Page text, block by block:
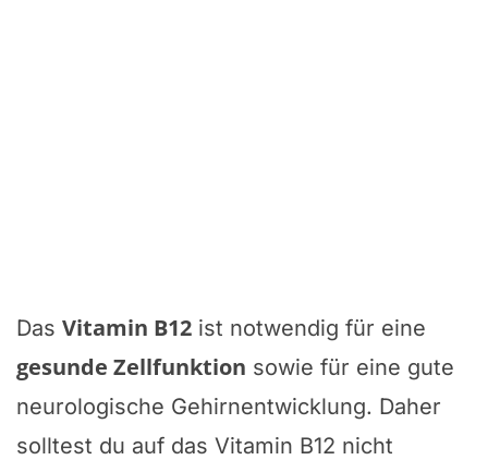
Das Vitamin B12 ist notwendig für eine
gesunde Zellfunktion sowie für eine gute
neurologische Gehirnentwicklung. Daher
solltest du auf das Vitamin B12 nicht